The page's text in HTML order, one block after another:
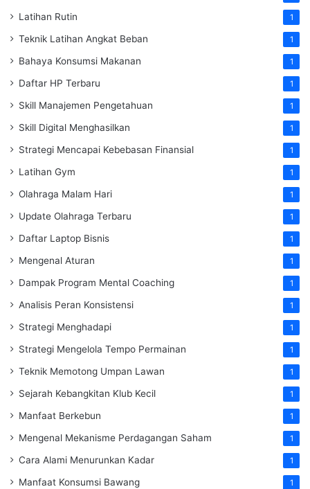
Latihan Rutin 1
Teknik Latihan Angkat Beban 1
Bahaya Konsumsi Makanan 1
Daftar HP Terbaru 1
Skill Manajemen Pengetahuan 1
Skill Digital Menghasilkan 1
Strategi Mencapai Kebebasan Finansial 1
Latihan Gym 1
Olahraga Malam Hari 1
Update Olahraga Terbaru 1
Daftar Laptop Bisnis 1
Mengenal Aturan 1
Dampak Program Mental Coaching 1
Analisis Peran Konsistensi 1
Strategi Menghadapi 1
Strategi Mengelola Tempo Permainan 1
Teknik Memotong Umpan Lawan 1
Sejarah Kebangkitan Klub Kecil 1
Manfaat Berkebun 1
Mengenal Mekanisme Perdagangan Saham 1
Cara Alami Menurunkan Kadar 1
Manfaat Konsumsi Bawang 1